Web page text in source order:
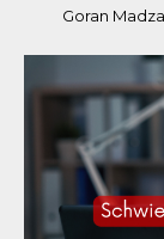
Goran